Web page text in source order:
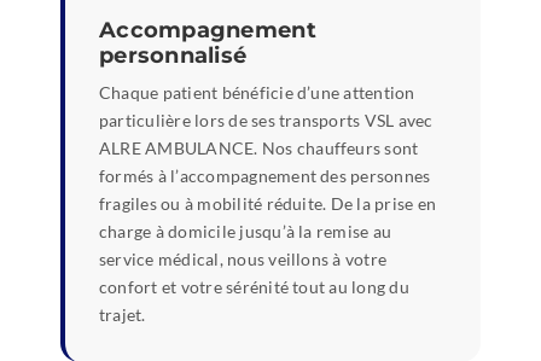
Accompagnement
personnalisé
Chaque patient bénéficie d’une attention
particulière lors de ses transports VSL avec
ALRE AMBULANCE. Nos chauffeurs sont
formés à l’accompagnement des personnes
fragiles ou à mobilité réduite. De la prise en
charge à domicile jusqu’à la remise au
service médical, nous veillons à votre
confort et votre sérénité tout au long du
trajet.